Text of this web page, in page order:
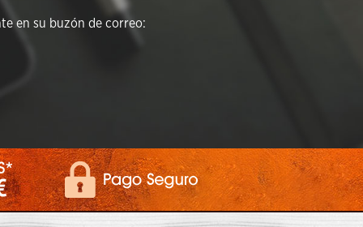
en su buzón de correo: